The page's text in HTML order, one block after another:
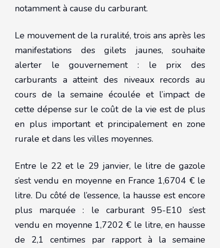
notamment à cause du carburant.
Le mouvement de la ruralité, trois ans après les
manifestations des gilets jaunes, souhaite
alerter le gouvernement : le prix des
carburants a atteint des niveaux records au
cours de la semaine écoulée et l’impact de
cette dépense sur le coût de la vie est de plus
en plus important et principalement en zone
rurale et dans les villes moyennes.
Entre le 22 et le 29 janvier, le litre de gazole
s’est vendu en moyenne en France 1,6704 € le
litre. Du côté de l’essence, la hausse est encore
plus marquée : le carburant 95-E10 s’est
vendu en moyenne 1,7202 € le litre, en hausse
de 2,1 centimes par rapport à la semaine